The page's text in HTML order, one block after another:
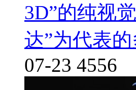
3D”的纯视
达”为代表
07-23 4556